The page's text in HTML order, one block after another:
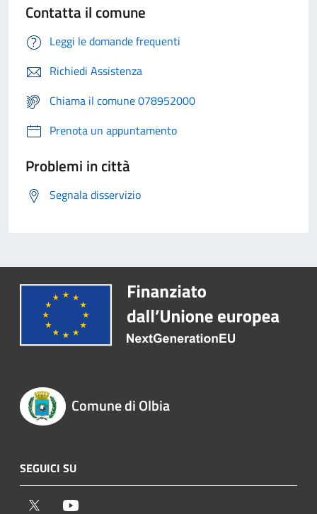
Contatta il comune
Leggi le domande frequenti
Richiedi Assistenza
Chiama il comune 078952000
Prenota un appuntamento
Problemi in città
Segnala disservizio
Comune di Olbia
SEGUICI SU
Twitter